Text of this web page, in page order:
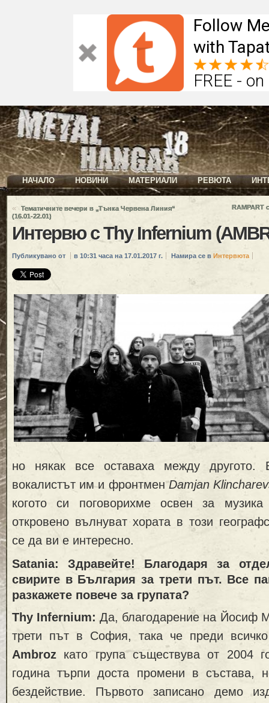
Follow
with
FREE -
НАЧАЛО НОВИНИ МАТЕРИАЛИ РЕВЮТА
«
Тематичните вечери в „Тънка Червена Линия“
(16.01-22.01)
RAMPART
Интервю с Thy Infernium
Публикувано от в 10:31 часа на 17.01.2017 г. Намира се в Интервюта
но някак все оставаха между другото.
вокалистът им и фронтменDamjan
когото си поговорихме освен за
откровено вълнуват хората в този
се да ви е интересно.
Satania: Здравейте! Благодаря за
свирите в България за трети път. Все
разкажете повече за групата?
Thy Infernium: Да, благодарение на Йосиф
трети път в София, така че преди
Ambroz като група съществува от 2004
година търпи доста промени в състава,
бездействие. Първото записано демо